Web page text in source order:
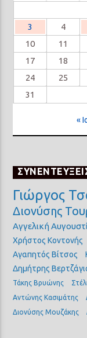
3
4
10
11
17
18
24
25
31
«
Γιώργος
Διονύσης
Αγγελική
Χρήστος Κοντονής
Αγαπητός Βίτσος
Δημήτρης
Τάκης Βρυώνης
Αντώνης Κασιμάτης
Διονύσης Μουζάκης